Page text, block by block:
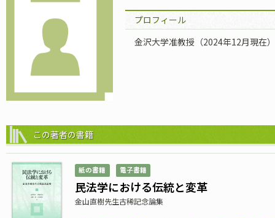
プロフィール
金沢大学准教授（2024年12月現在）
この著者の書籍
紙の書籍 電子書籍
民法学における伝統と変革
金山直樹先生古稀記念論集